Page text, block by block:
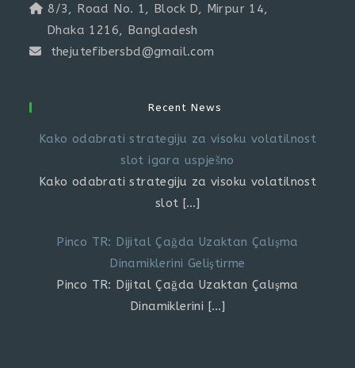
8/3, Road No. 1, Block D, Mirpur 14,
Dhaka 1216, Bangladesh
thejutefibersbd@gmail.com
Recent News
Kako odabrati strategiju za visoku volatilnost
slot igara uspješno
Kako odabrati strategiju za visoku volatilnost
slot […]
Pinco TR: Dijital Çağda Uzaktan Çalışma
Dinamiklerini Geliştirme
Pinco TR: Dijital Çağda Uzaktan Çalışma
Dinamiklerini […]